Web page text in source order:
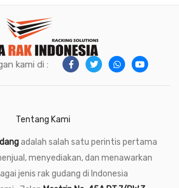
kami di :
Tentang Kami
adalah salah satu perintis pertama
menyediakan, dan menawarkan
jenis rak gudang di Indonesia